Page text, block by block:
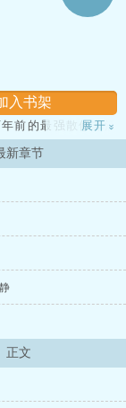
入书架
前的最强散修非江
只有她师傅一人知
月澄将整个大陆翻
厌倦了无止境的寻
她上山时，碰见一
傅的线索。她为查
步步走上修真界巅
月澄放他自由，这
展开 »
新章节
正文